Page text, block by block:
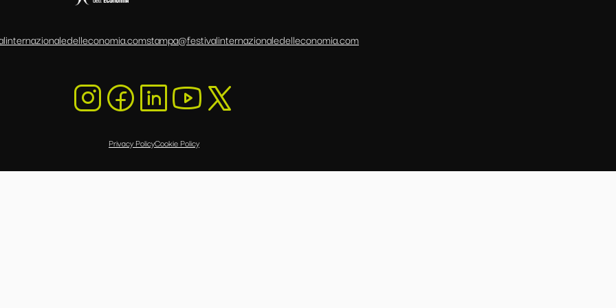
stampa@festivalinternazionaledelleconomia.com
Privacy PolicyCookie Policy